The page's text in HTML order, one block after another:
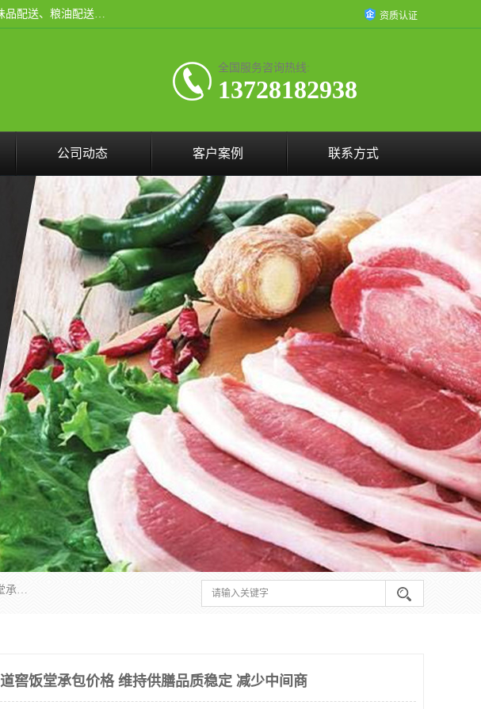
东莞市康隆膳食管理有限公司主要从事：蔬菜配送、食堂承包、企业工厂食堂承包、机关单位食堂承包、调味品配送、粮油配送、干货配送、副食配送、水果配送、海鲜配送等业务，东莞蔬菜配送电话，咨询在线客服。 资质认证
全国服务咨询热线:
13728182938
公司动态 客户案例 联系方式
东莞市康隆膳食管理有限公司主要从事：蔬菜配送、食堂承包、企业工厂食堂承包、机关单位食堂承包、调味品配送、粮油配送、干货配送、副食配送、水果配送、海鲜配送等业务，东莞蔬菜配送电话，咨询在线客服。
道窖饭堂承包价格 维持供膳品质稳定 减少中间商